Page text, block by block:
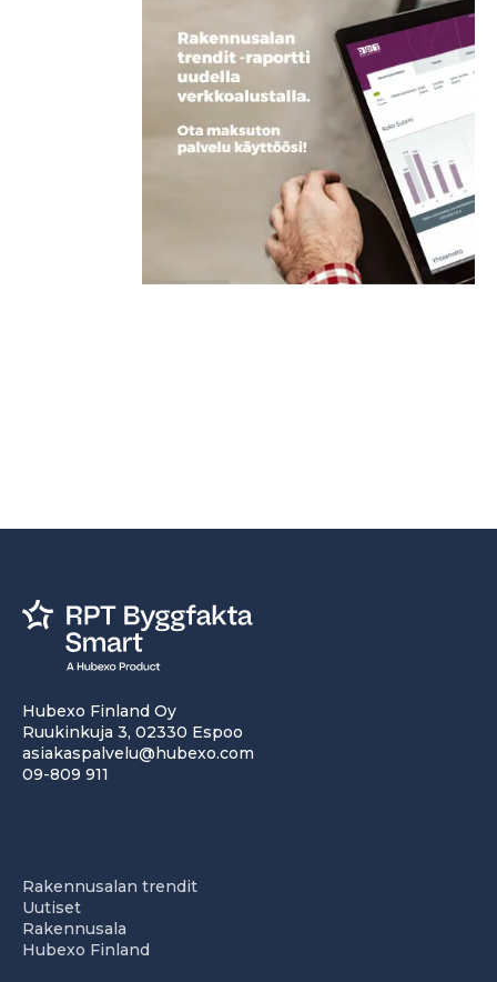
Hubexo Finland Oy
Ruukinkuja 3, 02330 Espoo
asiakaspalvelu@hubexo.com
09-809 911
Rakennusalan trendit
Uutiset
Rakennusala
Hubexo Finland